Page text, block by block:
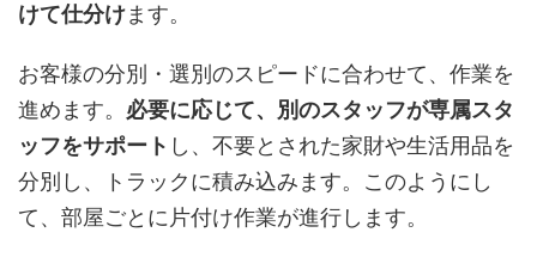
けて仕分けます。
お客様の分別・選別のスピードに合わせて、作業を
進めます。 必要に応じて、別のスタッフが専属スタ
ッフをサポート し、不要とされた家財や生活用品を
分別し、トラックに積み込みます。このようにし
て、部屋ごとに片付け作業が進行します。